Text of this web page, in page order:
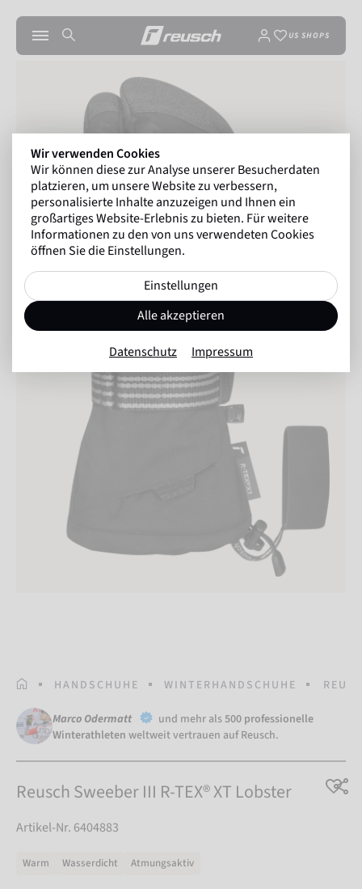
US SHOPS
STARTSEITEHANDSCHUHE WINTERHANDSCHUHE
Marco Odermatt und mehr als500 professionelle
Winterathleten weltweit vertrauen auf Reusch.
Reusch Sweeber III R-TEX® XT Lobster
Artikel-Nr. 6404883
Warm Wasserdicht Atmungsaktiv
Wir verwenden Cookies
Wir können diese zur Analyse unserer Besucherdaten
platzieren, um unsere Website zu verbessern,
personalisierte Inhalte anzuzeigen und Ihnen ein
großartiges Website-Erlebnis zu bieten. Für weitere
Informationen zu den von uns verwendeten Cookies
öffnen Sie die Einstellungen.
Einstellungen
Alle akzeptieren
Datenschutz Impressum